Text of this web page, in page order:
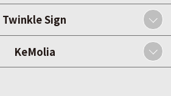
Twinkle Sign
KeMolia